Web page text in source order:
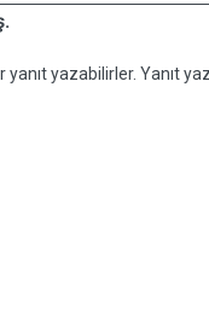
yanıt yazabilirler. Yanıt